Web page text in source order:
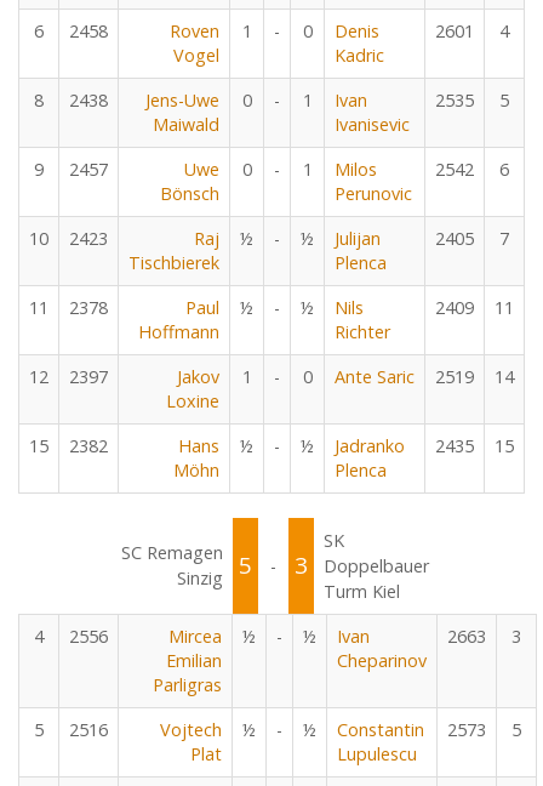
6 2458
Roven
Vogel
1 - 0
Denis
Kadric
2601 4
8 2438
Jens-Uwe
Maiwald
0 - 1
Ivan
Ivanisevic
2535 5
9 2457
Uwe
Bönsch
0 - 1
Milos
Perunovic
2542 6
10 2423
Raj
Tischbierek
½ - ½
Julijan
Plenca
2405 7
11 2378
Paul
Hoffmann
½ - ½
Nils
Richter
2409 11
12 2397
Jakov
Loxine
1 - 0 Ante Saric 2519 14
15 2382
Hans
Möhn
½ - ½
Jadranko
Plenca
2435 15
SC Remagen
Sinzig
5 - 3
SK
Doppelbauer
Turm Kiel
4
2556
Mircea
Emilian
Parligras
½ - ½
Ivan
Cheparinov
2663 3
5 2516
Vojtech
Plat
½ - ½
Constantin
Lupulescu
2573 5